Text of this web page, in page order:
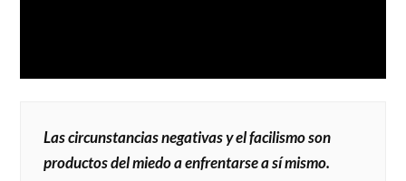
Las circunstancias negativas y el facilismo son
productos del miedo a enfrentarse a sí mismo.